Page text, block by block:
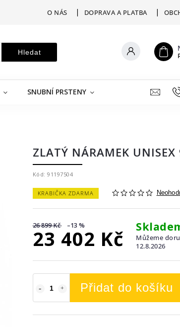
O NÁS DOPRAVA A PLATBA
Hledat
SNUBNÍ PRSTENY ŠPERKY K RYTÍ
ZLATÝ NÁRAMEK UNISEX
Kód: 91197504
KRABIČKA ZDARMA
26 899 Kč –13 %
23 402 Kč
Můžeme
12.8.2026
Přidat do košíku